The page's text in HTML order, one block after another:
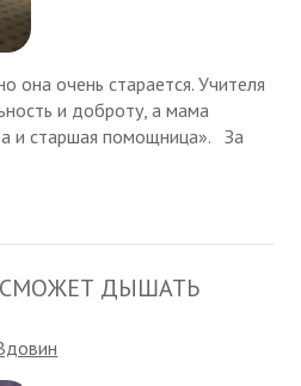
она очень старается. Учителя
и доброту, а мама
и старшая помощница». За
ДЫШАТЬ